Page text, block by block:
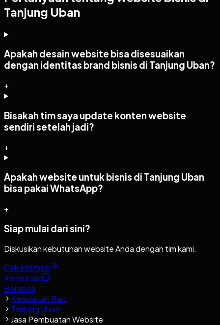
Tanjung Uban
Apakah desain website bisa disesuaikan
dengan identitas brand bisnis di Tanjung Uban?
+
Bisakah tim saya update konten website
sendiri setelah jadi?
+
Apakah website untuk bisnis di Tanjung Uban
bisa pakai WhatsApp?
+
Siap mulai dari sini?
Diskusikan kebutuhan website Anda dengan tim kami.
Cek Estimasi
Konsultasi
Beranda
Kepulauan Riau
Tanjung Uban
Jasa Pembuatan Website